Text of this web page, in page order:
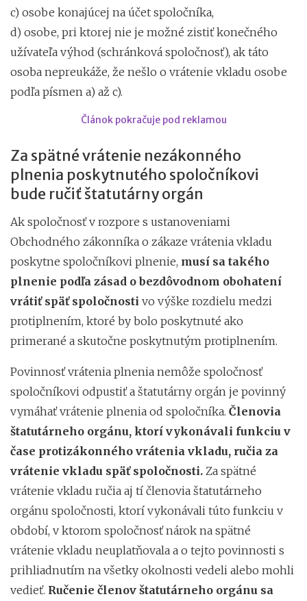
c) osobe konajúcej na účet spoločníka,
d) osobe, pri ktorej nie je možné zistiť konečného
užívateľa výhod (schránková spoločnosť), ak táto
osoba nepreukáže, že nešlo o vrátenie vkladu osobe
podľa písmen a) až c).
Článok pokračuje pod reklamou
Za spätné vrátenie nezákonného
plnenia poskytnutého spoločníkovi
bude ručiť štatutárny orgán
Ak spoločnosť v rozpore s ustanoveniami
Obchodného zákonníka o zákaze vrátenia vkladu
poskytne spoločníkovi plnenie, musí sa takého
plnenie podľa zásad o bezdôvodnom obohatení
vrátiť späť spoločnosti vo výške rozdielu medzi
protiplnením, ktoré by bolo poskytnuté ako
primerané a skutočne poskytnutým protiplnením.
Povinnosť vrátenia plnenia nemôže spoločnosť
spoločníkovi odpustiť a štatutárny orgán je povinný
vymáhať vrátenie plnenia od spoločníka. Členovia
štatutárneho orgánu, ktorí vykonávali funkciu v
čase protizákonného vrátenia vkladu, ručia za
vrátenie vkladu späť spoločnosti. Za spätné
vrátenie vkladu ručia aj tí členovia štatutárneho
orgánu spoločnosti, ktorí vykonávali túto funkciu v
období, v ktorom spoločnosť nárok na spätné
vrátenie vkladu neuplatňovala a o tejto povinnosti s
prihliadnutím na všetky okolnosti vedeli alebo mohli
vedieť. Ručenie členov štatutárneho orgánu sa